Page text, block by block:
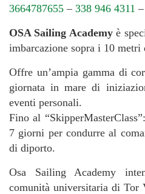
3664787655 – 338 946 4311 –
OSA Sailing Academyè
imbarcazione sopra i 10 metri
Offre un’ampia gamma di
giornata in mare di
eventi personali.
Fino al
7 giorni per condurre al
di diporto.
Osa Sailing Academy
comunità universitaria di Tor